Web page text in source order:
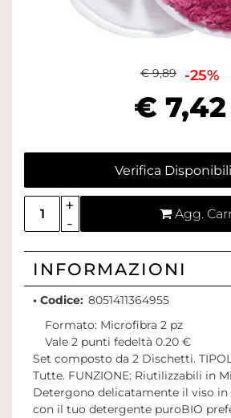
€ 9,89 -25%
€ 7,42
Verifica
Quantità
Agg.
INFORMAZIONI
• Codice: 8051411364955
Formato: Microfibra 2 pz
Vale 2 punti fedeltà 0.20 €
Set composto da 2 Dischetti.
Tutte. FUNZIONE: Riutilizzabili in
Detergono delicatamente il viso
con il tuo detergente puroBIO